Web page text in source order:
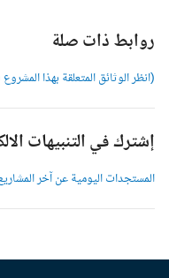
روابط ذات صلة
(انظر الوثائق المتعلقة بهذا المشروع
إشترك في التنبيهات
المستجدات اليومية عن آخر المشاريع